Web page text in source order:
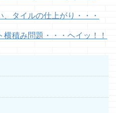
、タイルの仕上がり・・・
横積み問題・・・ヘイッ！！